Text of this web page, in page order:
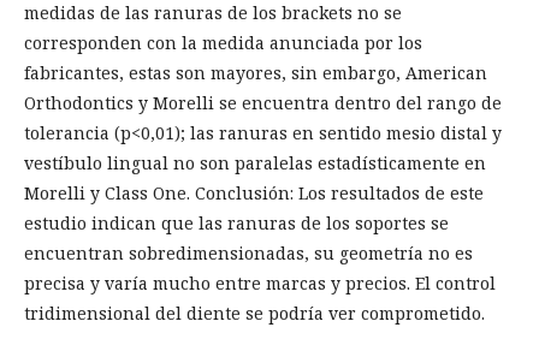
medidas de las ranuras de los brackets no se
corresponden con la medida anunciada por los
fabricantes, estas son mayores, sin embargo, American
Orthodontics y Morelli se encuentra dentro del rango de
tolerancia (p<0,01); las ranuras en sentido mesio distal y
vestíbulo lingual no son paralelas estadísticamente en
Morelli y Class One. Conclusión: Los resultados de este
estudio indican que las ranuras de los soportes se
encuentran sobredimensionadas, su geometría no es
precisa y varía mucho entre marcas y precios. El control
tridimensional del diente se podría ver comprometido.